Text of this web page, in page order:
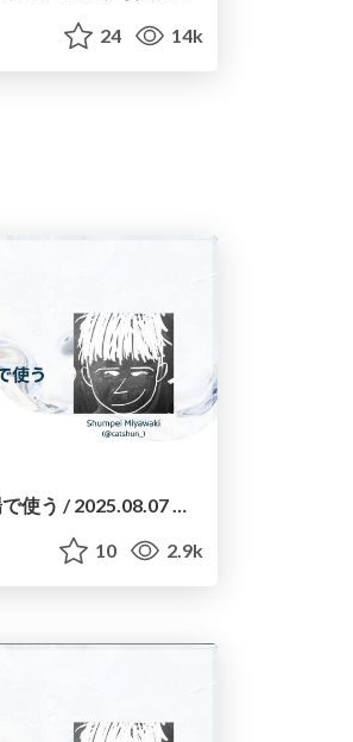
24 14k
AIエージェントを現場で使う / 2025.08.07 著者陣に聞く！現場で活用するためのAIエージェント実践入門（Findyランチセッション）
10 2.9k